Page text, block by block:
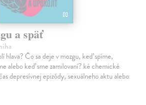
a späť
hlava? Čo sa deje v mozgu, keď spíme,
alebo keď sme zamilovaní? ké chemické
depresívnej epizódy, sexuálneho aktu alebo